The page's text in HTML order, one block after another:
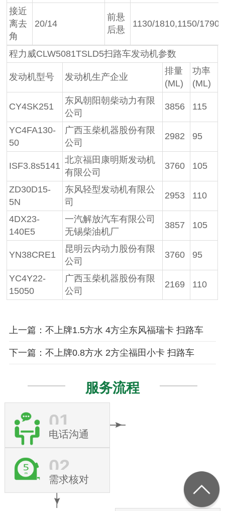
接近
离去
角
20/14
前悬
后悬
1130/1810,1150/
程力威CLW5081TSLD5扫路车发动机参数
发动机型号 发动机生产企业
排量
(ML)
功率
(ML)
CY4SK251
东风朝阳朝柴动力有限
公司
3856 115
YC4FA130-
50
广西玉柴机器股份有限
公司
2982 95
ISF3.8s5141
北京福田康明斯发动机
有限公司
3760 105
ZD30D15-
5N
东风轻型发动机有限公
司
2953 110
4DX23-
140E5
一汽解放汽车有限公司
无锡柴油机厂
3857 105
YN38CRE1
昆明云内动力股份有限
公司
3760 95
YC4Y22-
15050
广西玉柴机器股份有限
公司
2169 110
上一篇：不上牌1.5方水 4方尘东风福瑞卡 扫路车
下一篇：不上牌0.8方水 2方尘福田小卡 扫路车
服务流程
01
电话沟通
02
需求核对